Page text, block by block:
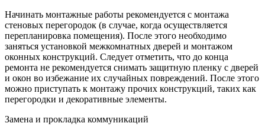
Начинать монтажные работы рекомендуется с монтажа
стеновых перегородок (в случае, когда осуществляется
перепланировка помещения). После этого необходимо
заняться установкой межкомнатных дверей и монтажом
оконных конструкций. Следует отметить, что до конца
ремонта не рекомендуется снимать защитную пленку с дверей
и окон во избежание их случайных повреждений. После этого
можно приступать к монтажу прочих конструкций, таких как
перегородки и декоративные элементы.
Замена и прокладка коммуникаций